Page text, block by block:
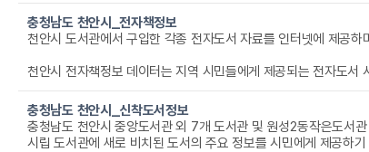
충청남도 천안시_전자책정보
천안시 전자책정보 데이터는 지역 시민들에게 제공되는 전자도서 서비스의 구성 현황을 한눈에 파악할 수 있도록 정리된 자료입니다. 도서공급사, 출판사, 분철 여부, 도서 카테고리, 출판일자, 저자 정보를 포함하여 다양한 전자
충청남도 천안시_신착도서정보
시립 도서관에 새로 비치된 도서의 주요 정보를 시민에게 제공하기 위해 구축된 자료입니다. 관리구분을 통해 소속 도서관이나 자료 유형을 확인할 수 있으며, 도서명·저자·출판사 정보는 이용자가 신간 도서를 쉽게 탐색할 수 있도록 돕습니다. 등록일자와 배가일자는 도서가 시스템에